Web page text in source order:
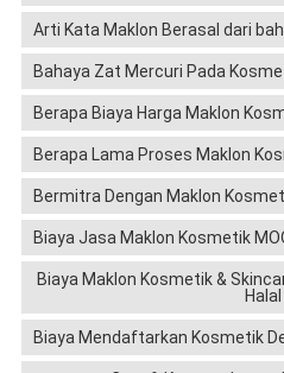
Arti Kata Maklon Berasal dari
Bahaya Zat Mercuri Pada
Berapa Biaya Harga Maklon
Berapa Lama Proses Maklon
Bermitra Dengan Maklon
Biaya Jasa Maklon Kosmetik
Biaya Maklon Kosmetik &
Halal
Biaya Mendaftarkan Kosmetik